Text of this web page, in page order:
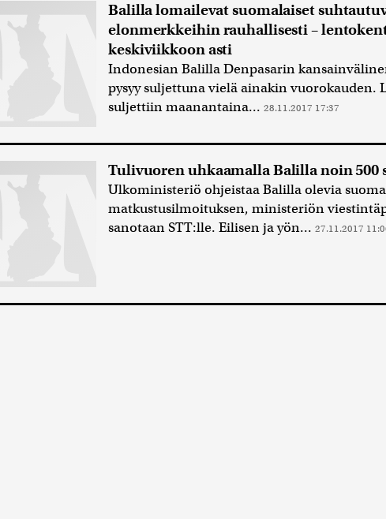
Balilla lomailevat suomalaiset
elonmerkkeihin rauhallisesti –
keskiviikkoon asti
Indonesian Balilla Denpasarin
pysyy suljettuna vielä ainakin vuorokauden.
suljettiin maanantaina... 28.11.2017 17:37
Tulivuoren uhkaamalla Balilla noin 500
Ulkoministeriö ohjeistaa Balilla olevia
matkustusilmoituksen, ministeriön
sanotaan STT:lle. Eilisen ja yön... 27.11.2017